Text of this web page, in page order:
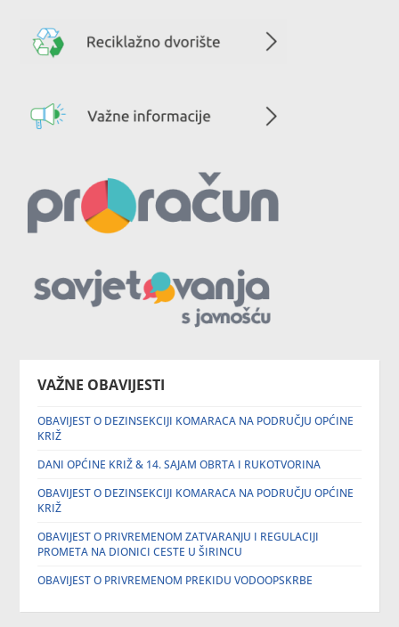
VAŽNE OBAVIJESTI
OBAVIJEST O DEZINSEKCIJI KOMARACA NA PODRUČJU OPĆINE
KRIŽ
DANI OPĆINE KRIŽ & 14. SAJAM OBRTA I RUKOTVORINA
OBAVIJEST O DEZINSEKCIJI KOMARACA NA PODRUČJU OPĆINE
KRIŽ
OBAVIJEST O PRIVREMENOM ZATVARANJU I REGULACIJI
PROMETA NA DIONICI CESTE U ŠIRINCU
OBAVIJEST O PRIVREMENOM PREKIDU VODOOPSKRBE